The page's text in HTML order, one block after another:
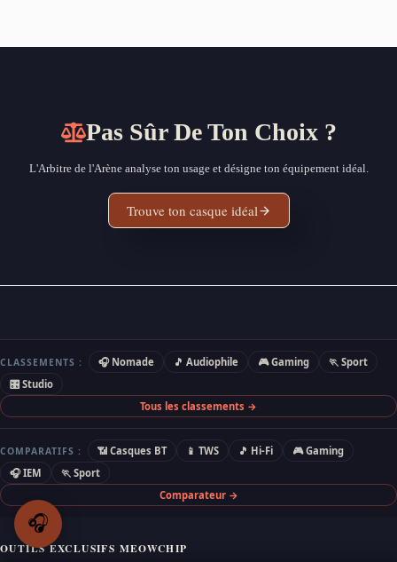
Pas Sûr De Ton Choix ?
L'Arbitre de l'Arène analyse ton usage et désigne ton équipement idéal.
Trouve ton casque idéal
CLASSEMENTS : 🎧 Nomade 🎵 Audiophile 🎮 Gaming
🏃 Sport
🎛 Studio
Tous les classements →
COMPARATIFS : 📶 Casques BT 📱 TWS 🎵 Hi-Fi
🎮 Gaming
🎧 IEM
🏃 Sport
Comparateur →
OUTILS EXCLUSIFS MEOWCHIP
🎧